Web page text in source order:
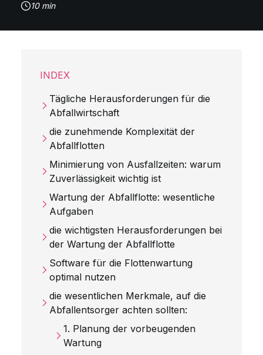
10 min
INDEX
Tägliche Herausforderungen für die
Abfallwirtschaft
die zunehmende Komplexität der
Abfallflotten
Minimierung von Ausfallzeiten: warum
Zuverlässigkeit wichtig ist
Wartung der Abfallflotte: wesentliche
Aufgaben
die wichtigsten Herausforderungen bei
der Wartung der Abfallflotte
Software für die Flottenwartung
optimal nutzen
die wesentlichen Merkmale, auf die
Abfallentsorger achten sollten:
1. Planung der vorbeugenden
Wartung